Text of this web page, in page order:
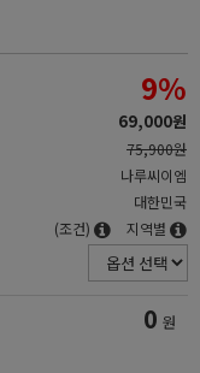
9%
69,000원
75,900원
나루씨이엠
대한민국
(조건) 지역별
0 원